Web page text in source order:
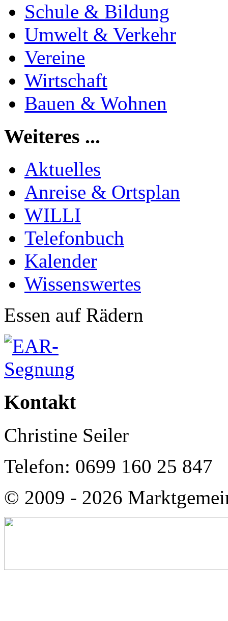
Schule & Bildung
Umwelt & Verkehr
Vereine
Wirtschaft
Bauen & Wohnen
Weiteres ...
Aktuelles
Anreise & Ortsplan
WILLI
Telefonbuch
Kalender
Wissenswertes
Essen auf Rädern
Kontakt
Christine Seiler
Telefon: 0699 160 25 847
© 2009 - 2026